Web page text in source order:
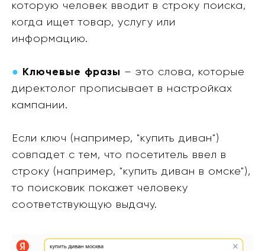
которую человек вводит в строку поиска,
когда ищет товар, услугу или
информацию.
● Ключевые фразы – это слова, которые
директолог прописывает в настройках
кампании.
Если ключ (например, "купить диван")
совпадет с тем, что посетитель ввел в
строку (например, "купить диван в омске"),
то поисковик покажет человеку
соответствующую выдачу.